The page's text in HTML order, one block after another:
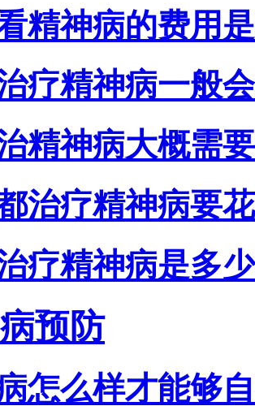
精神病的费用
疗精神病一般
精神病大概需
治疗精神病要
疗精神病是多
预防
怎么样才能够